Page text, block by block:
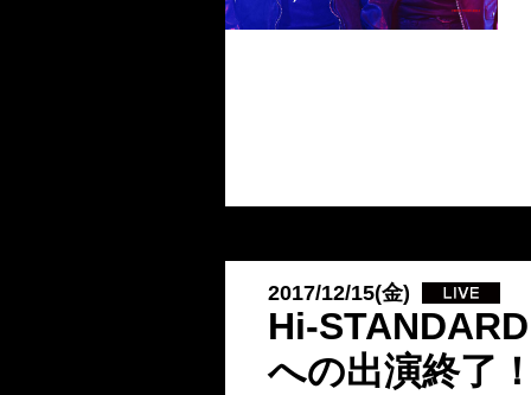
2017/12/15(金)
Hi-
への出演終了